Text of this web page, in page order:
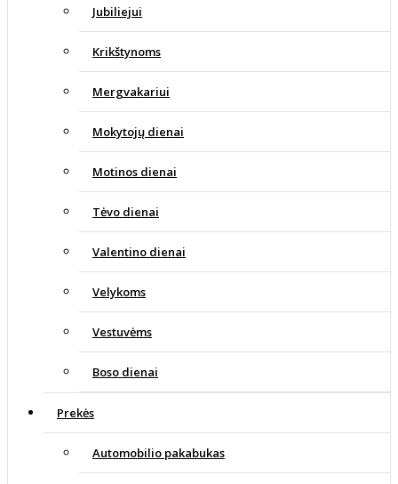
Jubiliejui
Krikštynoms
Mergvakariui
Mokytojų dienai
Motinos dienai
Tėvo dienai
Valentino dienai
Velykoms
Vestuvėms
Boso dienai
Prekės
Automobilio pakabukas